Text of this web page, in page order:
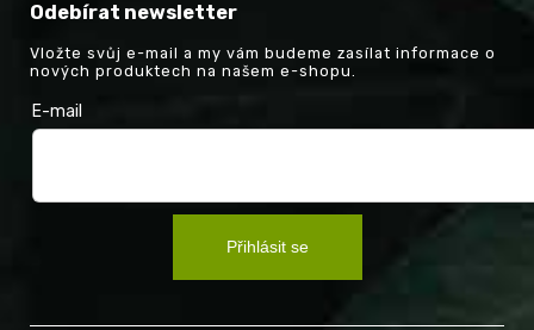
Odebírat newsletter
Vložte svůj e-mail a my vám budeme zasílat informace o
nových produktech na našem e-shopu.
E-mail
Přihlásit se